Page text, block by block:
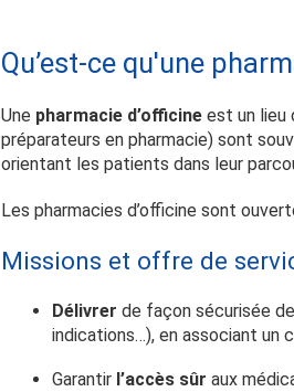
Qu’est-ce qu'une
Une pharmacie d’officine est un lieu
préparateurs en pharmacie) sont
orientant les patients dans leur
Les pharmacies d’officine sont
Missions et offre de
Délivrer de façon sécurisée
indications…), en associant un
Garantir l’accès sûr aux